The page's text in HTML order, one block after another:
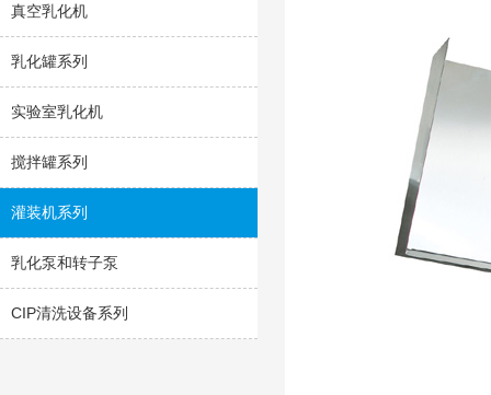
真空乳化机
乳化罐系列
实验室乳化机
搅拌罐系列
灌装机系列
乳化泵和转子泵
CIP清洗设备系列